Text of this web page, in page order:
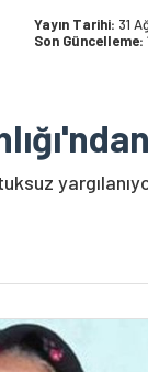
Yayın Tarihi: 31
Son Güncelleme: